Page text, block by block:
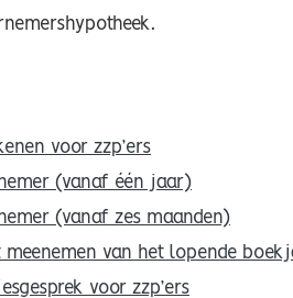
voor zzp’ers
(vanaf één jaar)
(vanaf zes maanden)
van het lopende
voor zzp’ers